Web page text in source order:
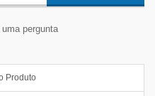
pergunta
Produto